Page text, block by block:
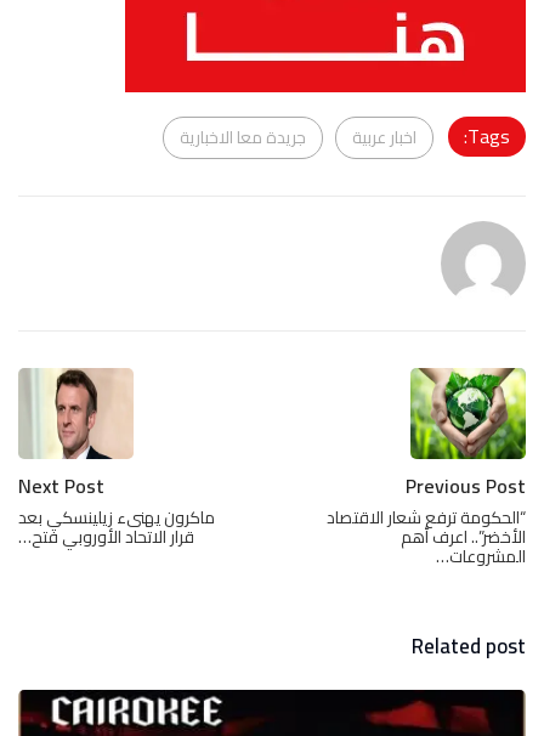
Tags: اخبار عربية جريدة معا الاخبارية
Previous Post
“الحكومة ترفع شعار الاقتصاد
الأخضر”.. اعرف أهم
المشروعات…
Next Post
ماكرون يهنىء زيلينسكي بعد
قرار الاتحاد الأوروبي فتح…
Related post